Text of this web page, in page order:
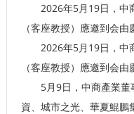
2026年5月19日，中
（客座教授）應邀到会
2026年5月19日，中
（客座教授）應邀到会
5月9日，中商產業董
資、城市之光、華夏鯤鵬